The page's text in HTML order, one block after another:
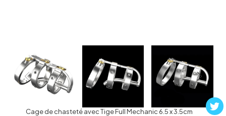
Cage de chasteté avec Tige Full Mechanic 6.5 x 3.5cm